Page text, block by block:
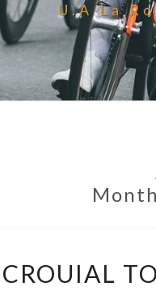
U.A La
CROUIAL